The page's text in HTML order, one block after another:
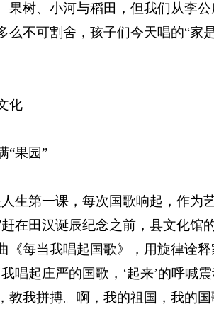
果树、小河与稻田，但我们从李
么不可割舍，孩子们今天唱的“家
化
果园”
第一课，每次国歌响起，作为
在田汉诞辰纪念之前，县文化馆
《每当我唱起国歌》，用旋律诠
唱起庄严的国歌，‘起来’的呼喊
教我拼搏。啊，我的祖国，我的